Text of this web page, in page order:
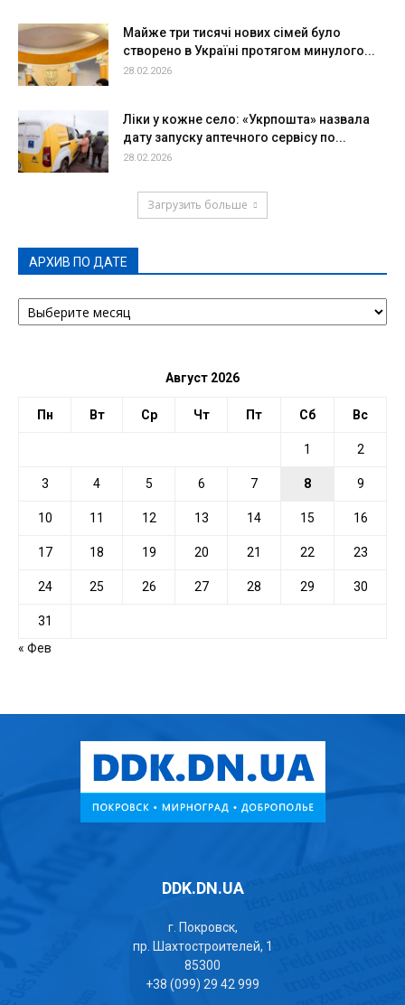
Майже три тисячі нових сімей було
створено в Україні протягом минулого...
28.02.2026
Ліки у кожне село: «Укрпошта» назвала
дату запуску аптечного сервісу по...
28.02.2026
Загрузить больше
АРХИВ ПО ДАТЕ
АРХИВ
ПО
Август 2026
Пн Вт Ср Чт Пт Сб Вс
1 2
3 4 5 6 7 8 9
10 11 12 13 14 15 16
17 18 19 20 21 22 23
24 25 26 27 28 29 30
31
« Фев
DDK.DN.UA
г. Покровск,
пр. Шахтостроителей, 1
85300
+38 (099) 29 42 999